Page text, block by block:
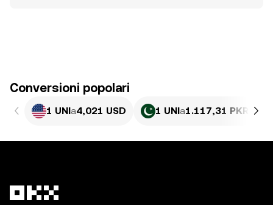
Conversioni popolari
1 UNIa4,021 USD 1 UNIa1.117,31 PKR